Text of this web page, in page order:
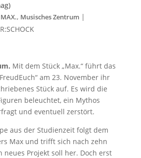
MAX., Musisches Zentrum|
Mit dem Stück „Max.“ führt das
am 23. November ihr
Stück auf. Es wird die
beleuchtet, ein Mythos
und eventuell zerstört.
aus der Studienzeit folgt dem
Max und trifft sich nach zehn
neues Projekt soll her. Doch erst